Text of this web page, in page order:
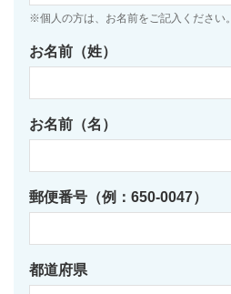
※個人の方は、お名前をご記入ください。
お名前（姓）
お名前（名）
郵便番号（例：650-0047）
都道府県